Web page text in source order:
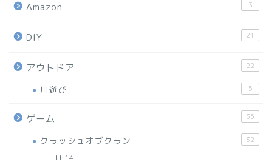
Amazon 3
DIY 21
アウトドア 22
川遊び 5
ゲーム 35
クラッシュオブクラン 32
th14